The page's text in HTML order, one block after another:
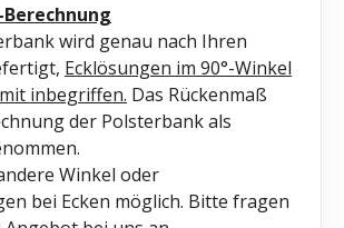
wird genau nach Ihren
Ecklösungen im 90°-Winkel
inbegriffen. Das Rückenmaß
der Polsterbank als
Winkel oder
bei Ecken möglich. Bitte fragen